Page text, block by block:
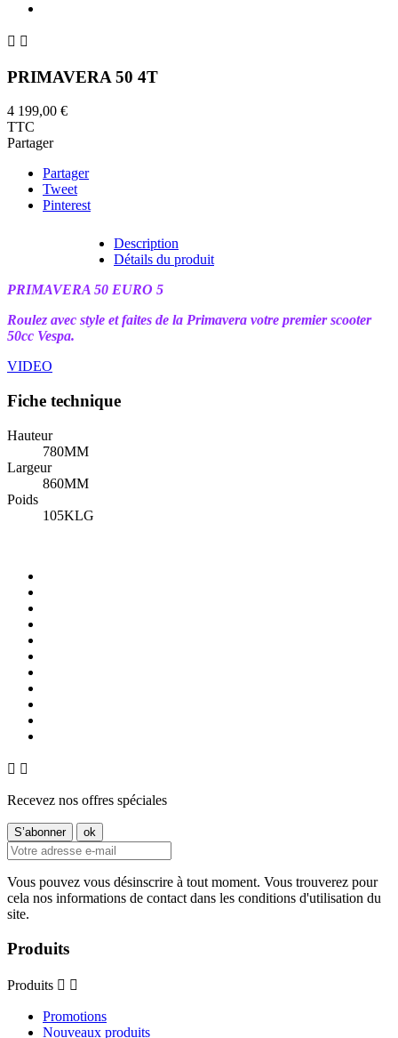
 
PRIMAVERA 50 4T
4 199,00 €
TTC
Partager
Partager
Tweet
Pinterest
Description
Détails du produit
PRIMAVERA 50 EURO 5
Roulez avec style et faites de la Primavera votre premier scooter
50cc Vespa.
VIDEO
Fiche technique
Hauteur
780MM
Largeur
860MM
Poids
105KLG
 
Recevez nos offres spéciales
Vous pouvez vous désinscrire à tout moment. Vous trouverez pour
cela nos informations de contact dans les conditions d'utilisation du
site.
Produits
Produits  
Promotions
Nouveaux produits